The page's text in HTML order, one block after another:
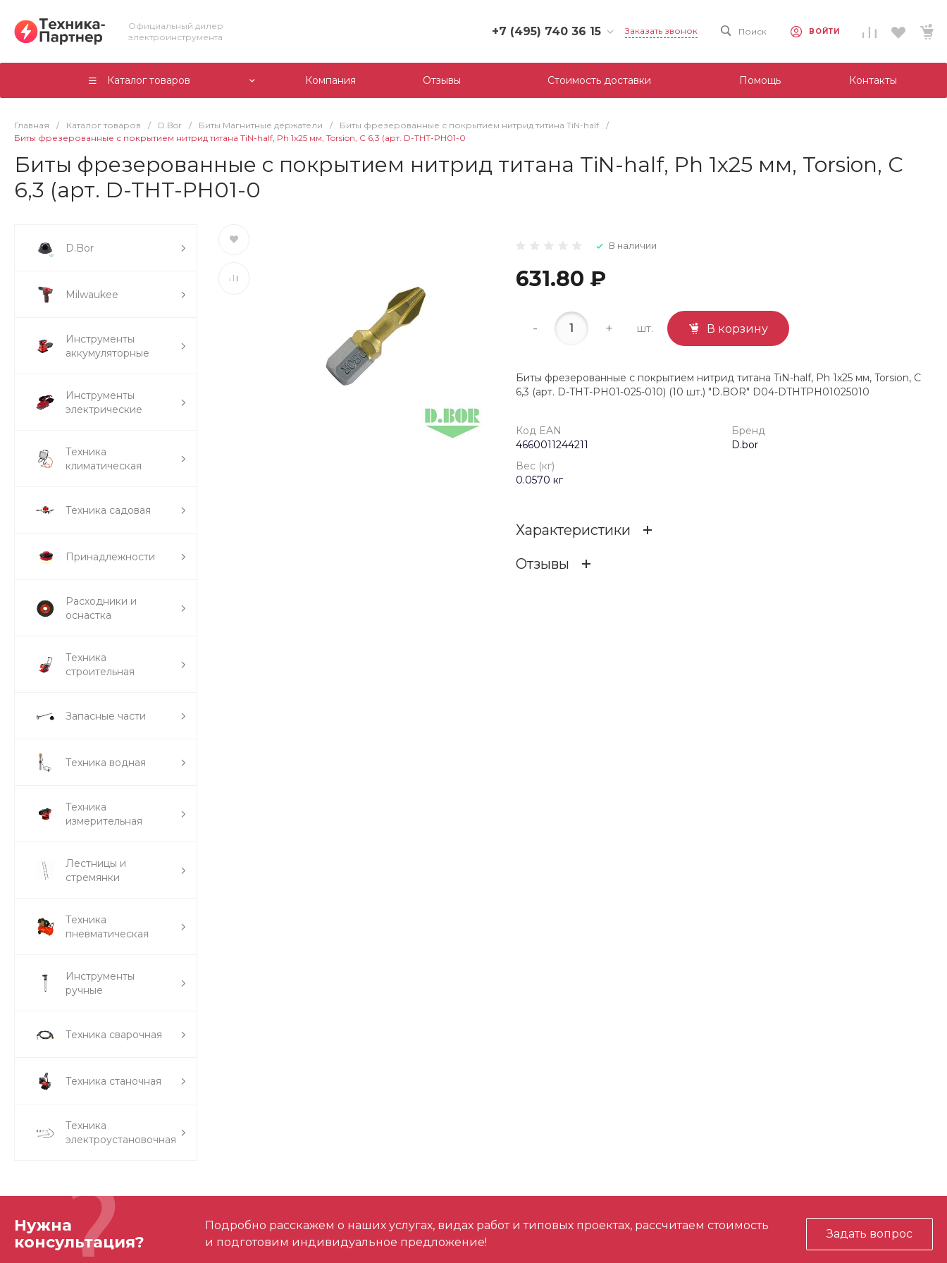
Официальный дилер
электроинструмента
+7 (495) 740 36 15
+7 (495) 740 36 15
г. Москва, Филевский
Заказать звонок Поиск ВОЙТИ
Каталог товаров Компания Отзывы Стоимость доставки Помощь Контакты
Главная / Каталог товаров / D.Bor / Биты Магнитные держатели / Биты фрезерованные с покрытием нитрид титина TiN-half
/
Биты фрезерованные с покрытием нитрид титана TiN-half, Ph 1x25 мм, Torsion, C 6,3 (арт. D-THT-PH01-0
Биты фрезерованные с покрытием нитрид титана TiN-half, Ph 1x25 мм, Torsion, C
6,3 (арт. D-THT-PH01-0
D.Bor
Milwaukee
Инструменты
аккумуляторные
Инструменты
электрические
Техника
климатическая
Техника садовая
Принадлежности
Расходники и
оснастка
Техника
строительная
Запасные части
Техника водная
Техника
измерительная
Лестницы и
стремянки
Техника
пневматическая
Инструменты
ручные
Техника сварочная
Техника станочная
Техника
электроустановочная
В наличии
631.80 ₽
- + шт. В корзину
Биты фрезерованные с покрытием нитрид титана TiN-half, Ph 1x25 мм, Torsion, C
6,3 (арт. D-THT-PH01-025-010) (10 шт.) "D.BOR" D04-DTHTPH01025010
Код EAN
4660011244211
Бренд
D.bor
Вес (кг)
0.0570 кг
Характеристики
Отзывы
Нужна
консультация?
Подробно расскажем о наших услугах, видах работ и типовых проектах, рассчитаем стоимость
и подготовим индивидуальное предложение!
Задать вопрос